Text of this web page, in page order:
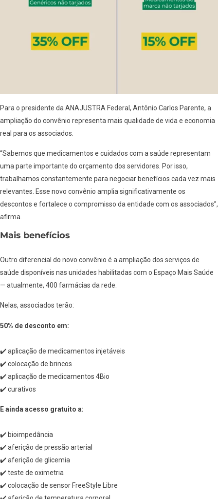
Para o presidente da ANAJUSTRA Federal, Antônio Carlos Parente, a
ampliação do convênio representa mais qualidade de vida e economia
real para os associados.
“Sabemos que medicamentos e cuidados com a saúde representam
uma parte importante do orçamento dos servidores. Por isso,
trabalhamos constantemente para negociar benefícios cada vez mais
relevantes. Esse novo convênio amplia significativamente os
descontos e fortalece o compromisso da entidade com os associados”,
afirma.
Mais benefícios
Outro diferencial do novo convênio é a ampliação dos serviços de
saúde disponíveis nas unidades habilitadas com o Espaço Mais Saúde
— atualmente, 400 farmácias da rede.
Nelas, associados terão:
50% de desconto em:
✔️ aplicação de medicamentos injetáveis
✔️ colocação de brincos
✔️ aplicação de medicamentos 4Bio
✔️ curativos
E ainda acesso gratuito a:
✔️ bioimpedância
✔️ aferição de pressão arterial
✔️ aferição de glicemia
✔️ teste de oximetria
✔️ colocação de sensor FreeStyle Libre